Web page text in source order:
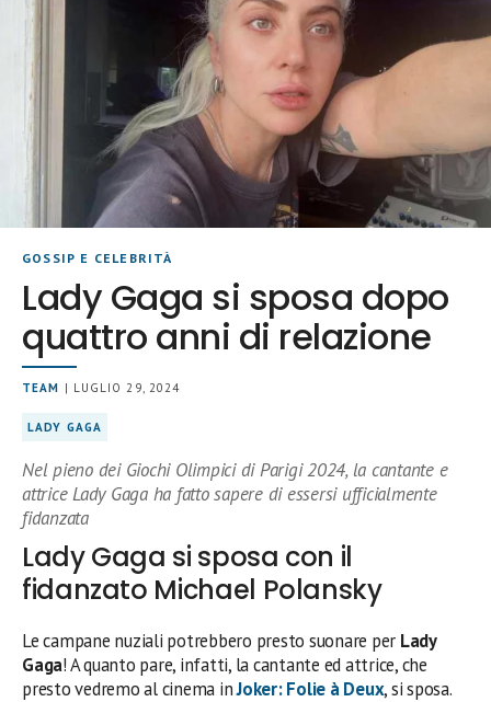
GOSSIP E CELEBRITÀ
Lady Gaga si sposa dopo
quattro anni di relazione
TEAM | LUGLIO 29, 2024
LADY GAGA
Nel pieno dei Giochi Olimpici di Parigi 2024, la cantante e
attrice Lady Gaga ha fatto sapere di essersi ufficialmente
fidanzata
Lady Gaga si sposa con il
fidanzato Michael Polansky
Le campane nuziali potrebbero presto suonare per Lady
Gaga! A quanto pare, infatti, la cantante ed attrice, che
presto vedremo al cinema inJoker: Folie à Deux, si sposa.